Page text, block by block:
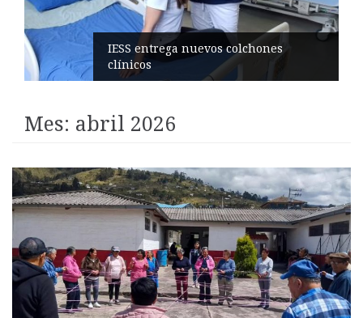
Candidatas nacionales visitan la
ciudad
Mes: abril 2026